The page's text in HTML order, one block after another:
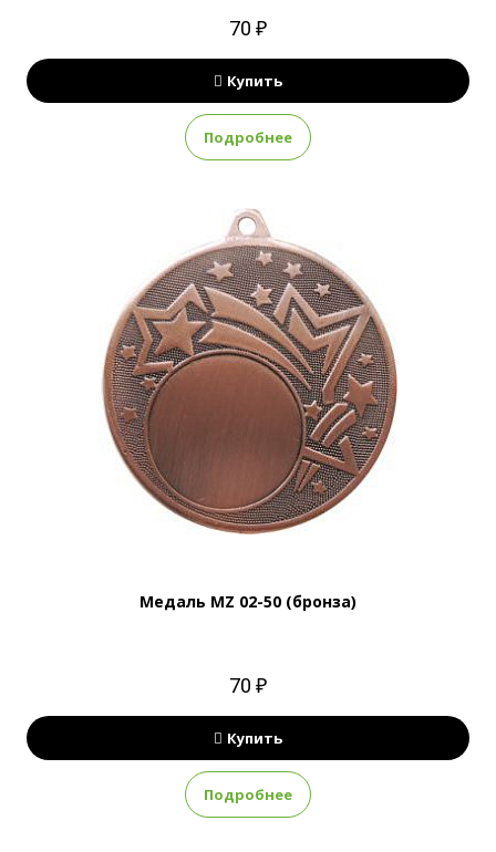
70 ₽
Купить
Подробнее
Медаль MZ 02-50 (бронза)
70 ₽
Купить
Подробнее